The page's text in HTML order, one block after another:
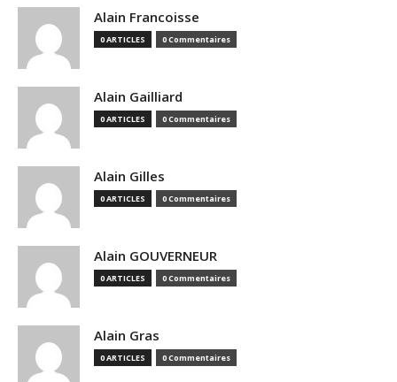
Alain Francoisse
0 ARTICLES 0 Commentaires
Alain Gailliard
0 ARTICLES 0 Commentaires
Alain Gilles
0 ARTICLES 0 Commentaires
Alain GOUVERNEUR
0 ARTICLES 0 Commentaires
Alain Gras
0 ARTICLES 0 Commentaires